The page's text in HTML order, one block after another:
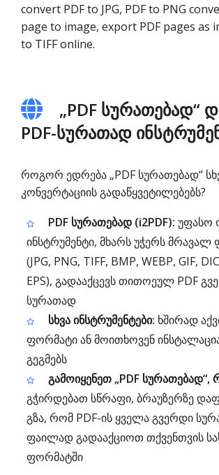
convert PDF to JPG, PDF to PNG
page to image, export PDF pages as
to TIFF online.
„PDF სურათებად“
PDF-სურათად
როგორ ედრება „PDF სურათებად“
კონვერტაციის გადაწყვეტილებებს?
PDF სურათებად (i2PDF): უფასო
ინსტრუმენტი, მხარს უჭერს
(JPG, PNG, TIFF, BMP, WEBP, GIF,
EPS), გადააქცევს თითოეულ PDF
სურათად
სხვა ინსტრუმენტები: ხშირად
ფორმატი ან მოითხოვენ
გეგმებს
გამოიყენეთ „PDF სურათებად“,
გჭირდებათ სწრაფი, ბრაუზერზე
გზა, რომ PDF-ის ყველა გვერდი
ფაილად გადააქციოთ თქვენთვის
ფორმატში